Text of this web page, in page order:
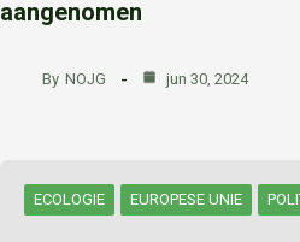
aangenomen
By NOJG jun 30, 2024
ECOLOGIE EUROPESE UNIE